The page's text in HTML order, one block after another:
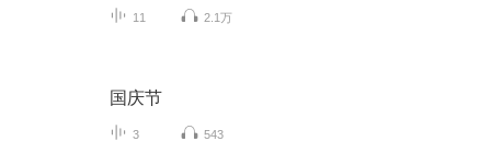
11 2.1万
国庆节
3 543